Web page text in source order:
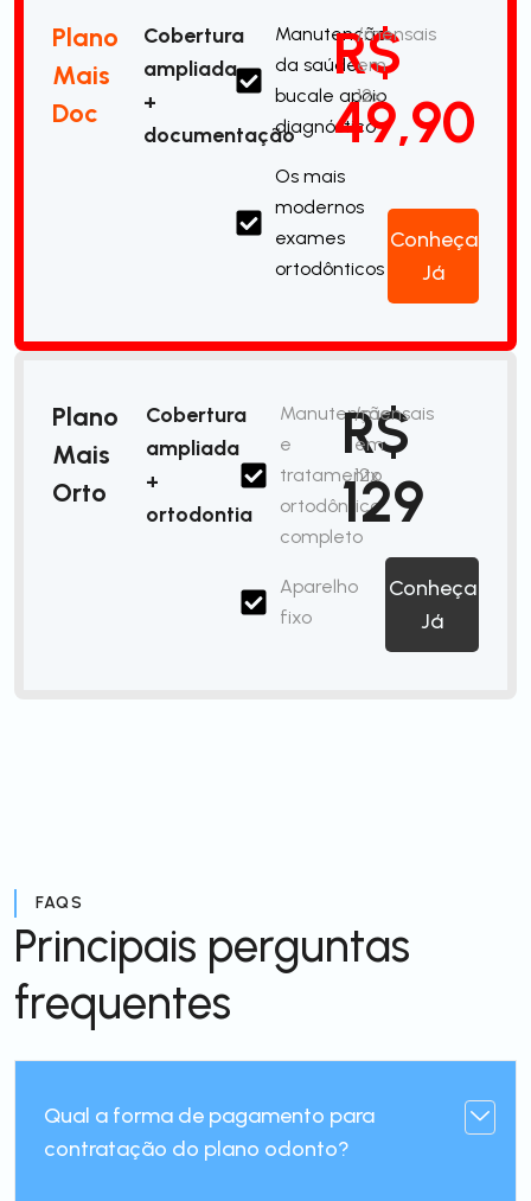
Plano
Mais
Doc
Cobertura
ampliada
+
documentação
Manutenção
da saúde
bucale apoio
diagnóstico
Os mais
modernos
exames
ortodônticos
R$
49,90
/mensais
em
12x
Conheça
Já
Plano
Mais
Orto
Cobertura
ampliada
+
ortodontia
Manutenção
e
tratamento
ortodôntico
completo
Aparelho
fixo
R$
129
/mensais
em
12x
Conheça
Já
FAQS
Principais perguntas
frequentes
Qual a forma de pagamento para
contratação do plano odonto?